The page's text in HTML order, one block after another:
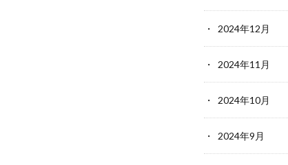
2024年12月
2024年11月
2024年10月
2024年9月